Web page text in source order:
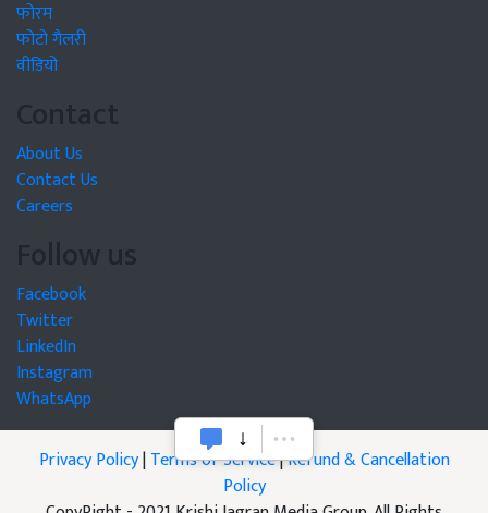
फोरम
फोटो गैलरी
वीडियो
Contact
About Us
Contact Us
Careers
Follow us
Facebook
Twitter
LinkedIn
Instagram
WhatsApp
Privacy Policy|Terms of Service|Refund & Cancellation
Policy